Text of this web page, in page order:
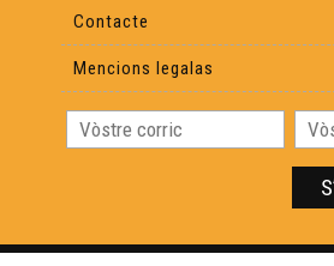
Contacte
Mencions legalas